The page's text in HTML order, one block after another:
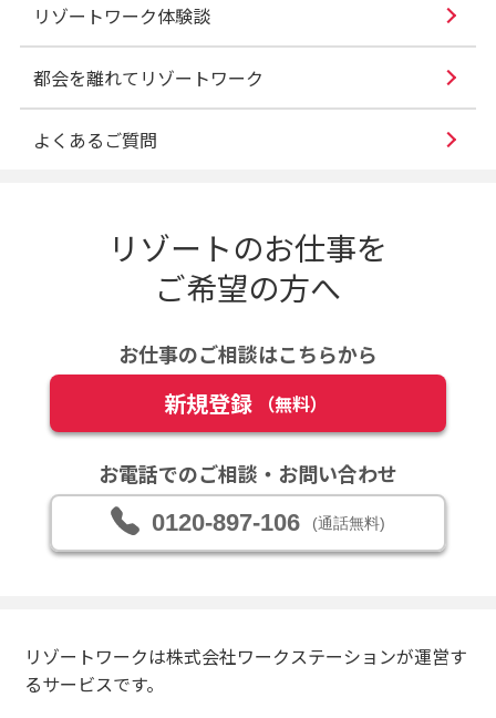
リゾートワーク体験談
都会を離れてリゾートワーク
よくあるご質問
リゾートのお仕事を
ご希望の方へ
お仕事のご相談はこちらから
新規登録 （無料）
お電話でのご相談・お問い合わせ
0120-897-106 (通話無料)
リゾートワークは株式会社ワークステーションが運営す
るサービスです。